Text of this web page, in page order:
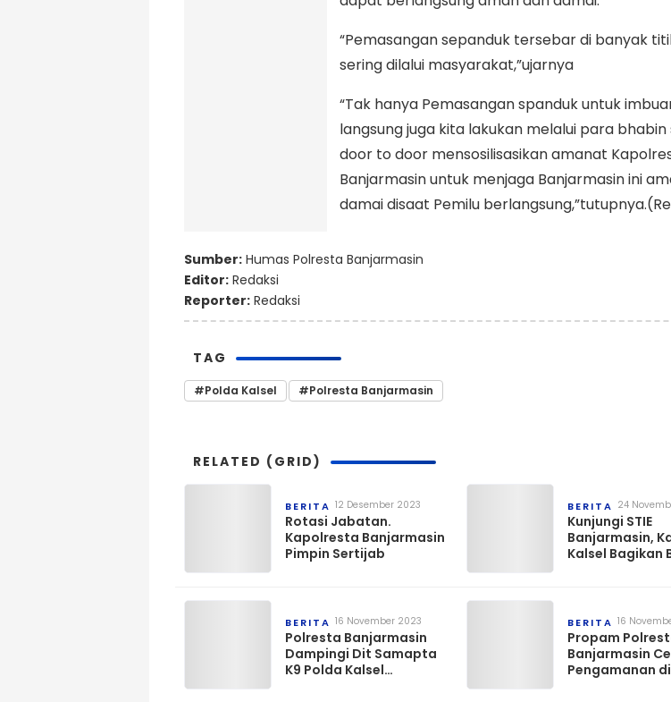
“Pemasangan sepanduk tersebar di banyak
sering dilalui masyarakat,”ujarnya
“Tak hanya Pemasangan spanduk untuk
langsung juga kita lakukan melalui para
door to door mensosilisasikan amanat
Banjarmasin untuk menjaga Banjarmasin ini
damai disaat Pemilu
Sumber: Humas Polresta Banjarmasin
Editor: Redaksi
Reporter: Redaksi
TAG
#Polda Kalsel #Polresta Banjarmasin
RELATED (GRID)
BERITA 12 Desember 2023
Rotasi Jabatan.
Kapolresta Banjarmasin
Pimpin Sertijab
BERITA 24
Kunjungi STIE
Banjarmasin,
Kalsel Bagikan
BERITA 16 November 2023
Polresta Banjarmasin
Dampingi Dit Samapta
K9 Polda Kalsel
BERITA 16
Propam
Banjarmasin
Pengamanan di